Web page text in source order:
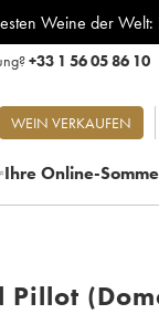
Weine der Welt:
+33 1 56 05 86 10
WEIN VERKAUFEN
Ihre Online-
Pillot